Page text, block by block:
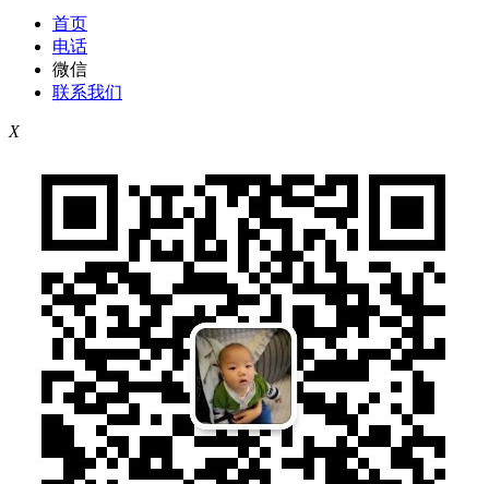
首页
电话
微信
联系我们
X